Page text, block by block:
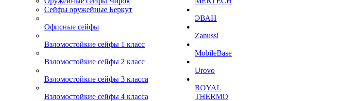
Сейфы оружейные Беркут
Офисные сейфы
Взломостойкие сейфы 1 класс
Взломостойкие сейфы 2 класс
Взломостойкие сейфы 3 класса
Взломостойкие сейфы 4 класса
ЭВАН
Zanussi
MobileBase
Urovo
ROYAL
THERMO